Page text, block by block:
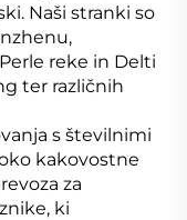
Naši stranki so
reke in Delti
ter različnih
s številnimi
kakovostne
za
ki